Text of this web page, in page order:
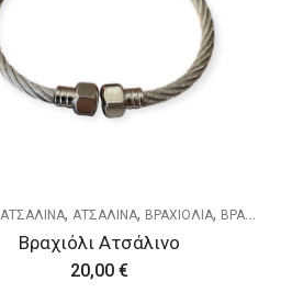
ΑΤΣΑΛΙΝΑ, ΑΤΣΑΛΙΝΑ, ΒΡΑΧΙΟΛΙΑ, ΒΡΑΧΙΟΛΙΑ
Βραχιόλι Ατσάλινο
20,00 €